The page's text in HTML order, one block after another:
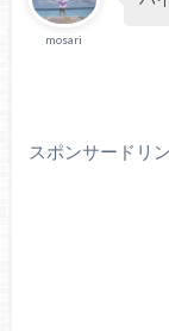
mosari
スポンサードリ